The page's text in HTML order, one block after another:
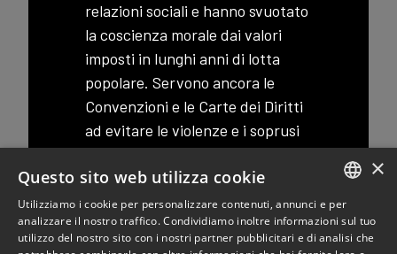
relazioni sociali e hanno svuotato
la coscienza morale dai valori
imposti in lunghi anni di lotta
popolare. Servono ancora le
Convenzioni e le Carte dei Diritti
ad evitare le violenze e i soprusi
dei ricchi verso i poveri?; può
l’economia internazionale, fare
fronte ai bisogni delle popolazioni
affamate? Può essere fermata la
ribellione che è diventata onda
ITALIAN
ENGLISH
×
Questo sito web utilizza cookie
Utilizziamo i cookie per personalizzare contenuti, annunci e per
analizzare il nostro traffico. Condividiamo inoltre informazioni sul tuo
utilizzo del nostro sito con i nostri partner pubblicitari e di analisi che